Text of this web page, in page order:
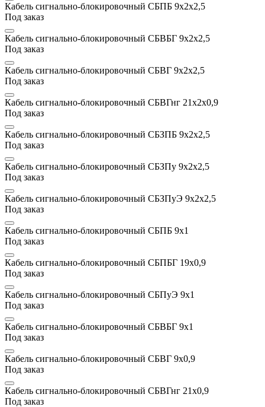
Кабель сигнально-блокировочный СБПБ 9х2х2,5
Под заказ
Кабель сигнально-блокировочный СБВБГ 9х2х2,5
Под заказ
Кабель сигнально-блокировочный СБВГ 9х2х2,5
Под заказ
Кабель сигнально-блокировочный СБВГнг 21х2x0,9
Под заказ
Кабель сигнально-блокировочный СБЗПБ 9х2х2,5
Под заказ
Кабель сигнально-блокировочный СБЗПу 9х2х2,5
Под заказ
Кабель сигнально-блокировочный СБЗПуЭ 9х2х2,5
Под заказ
Кабель сигнально-блокировочный СБПБ 9х1
Под заказ
Кабель сигнально-блокировочный СБПБГ 19x0,9
Под заказ
Кабель сигнально-блокировочный СБПуЭ 9х1
Под заказ
Кабель сигнально-блокировочный СБВБГ 9х1
Под заказ
Кабель сигнально-блокировочный СБВГ 9x0,9
Под заказ
Кабель сигнально-блокировочный СБВГнг 21x0,9
Под заказ